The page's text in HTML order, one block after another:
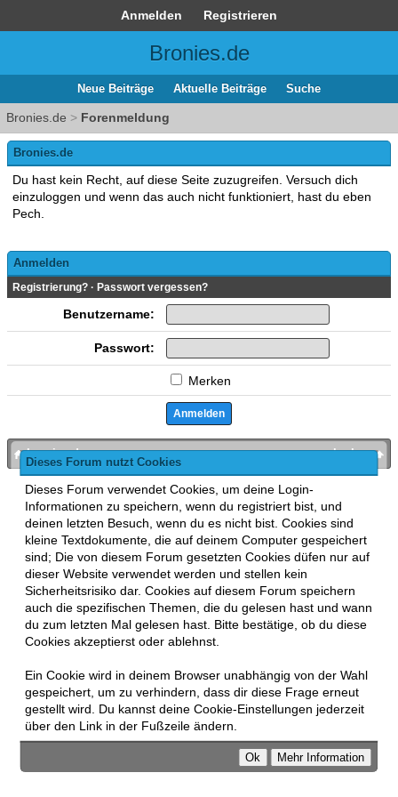
Anmelden Registrieren
Bronies.de
Neue Beiträge Aktuelle Beiträge Suche
Bronies.de > Forenmeldung
Dieses Forum nutzt Cookies
Dieses Forum verwendet Cookies, um deine Login-
Informationen zu speichern, wenn du registriert bist, und
deinen letzten Besuch, wenn du es nicht bist. Cookies sind
kleine Textdokumente, die auf deinem Computer gespeichert
sind; Die von diesem Forum gesetzten Cookies düfen nur auf
dieser Website verwendet werden und stellen kein
Sicherheitsrisiko dar. Cookies auf diesem Forum speichern
auch die spezifischen Themen, die du gelesen hast und wann
du zum letzten Mal gelesen hast. Bitte bestätige, ob du diese
Cookies akzeptierst oder ablehnst.
Ein Cookie wird in deinem Browser unabhängig von der Wahl
gespeichert, um zu verhindern, dass dir diese Frage erneut
gestellt wird. Du kannst deine Cookie-Einstellungen jederzeit
über den Link in der Fußzeile ändern.
Bronies.de
Du hast kein Recht, auf diese Seite zuzugreifen. Versuch dich
einzuloggen und wenn das auch nicht funktioniert, hast du eben
Pech.
Anmelden
Registrierung? · Passwort vergessen?
Benutzername:
Passwort:
Merken
nach oben
bronies.de
MyBB , mobile Fassung: MyBB GoMobile
Zur Desktop-Version wechseln
This forum usesLukasz TkaczMyBB addons.